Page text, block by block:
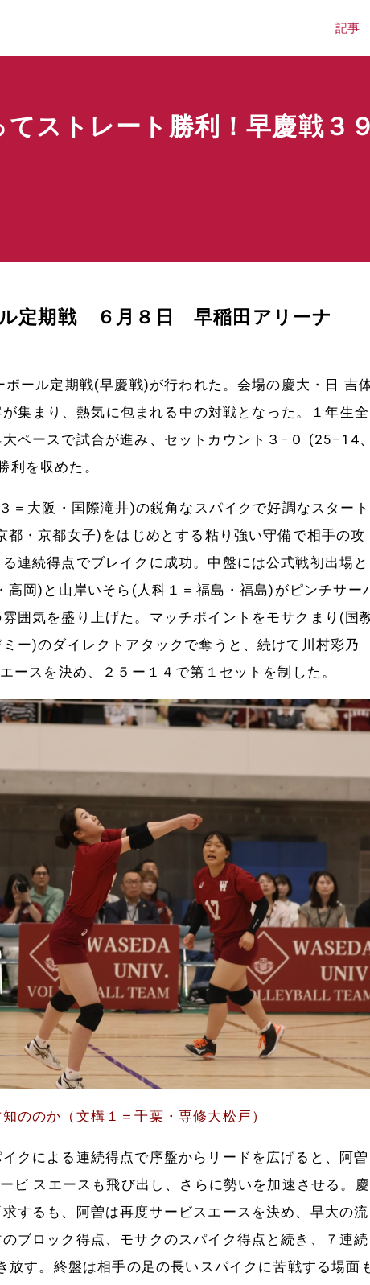
記事
ストレート勝利！早慶戦３
定期戦 ６月８日 早稲田アリーナ
ール定期戦(早慶戦)が行われた。会場の慶大・日 吉
集まり、熱気に包まれる中の対戦となった。１年生全
ペースで試合が進み、セットカウント３−０ (25−14、
を収めた。
大阪・国際滝井)の鋭角なスパイクで好調なスタート
都・京都女子)をはじめとする粘り強い守備で相手の攻
連続得点でブレイクに成功。中盤には公式戦初出場と
高岡)と山岸いそら(人科１＝福島・福島)がピンチサー
囲気を盛り上げた。マッチポイントをモサクまり(国
ー)のダイレクトアタックで奪うと、続けて川村彩乃
ースを決め、２５ー１４で第１セットを制した。
ののか（文構１＝千葉・専修大松戸 ）
クによる連続得点で序盤からリードを広げると、阿曽
ビ スエースも飛び出し、さらに勢いを加速させる。慶
するも、阿曽は再度サービスエースを決め、早大の流
ブロック得点、モサクのスパイク得点と続き、７連続
す。終盤は相手の足の長いスパイクに苦戦する場面